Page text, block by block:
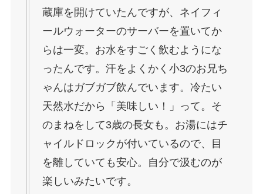
蔵庫を開けていたんですが、ネイフィ
ールウォーターのサーバーを置いてか
らは一変。お水をすごく飲むようにな
ったんです。汗をよくかく小3のお兄ち
ゃんはガブガブ飲んでいます。冷たい
天然水だから「美味しい！」って。そ
のまねをして3歳の長女も。お湯にはチ
ャイルドロックが付いているので、目
を離していても安心。自分で汲むのが
楽しいみたいです。